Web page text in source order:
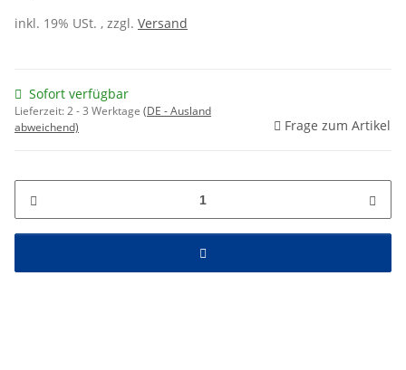
inkl. 19% USt. , zzgl. Versand
Sofort verfügbar
Lieferzeit:2 - 3 Werktage (DE - Ausland
abweichend)
Frage zum Artikel